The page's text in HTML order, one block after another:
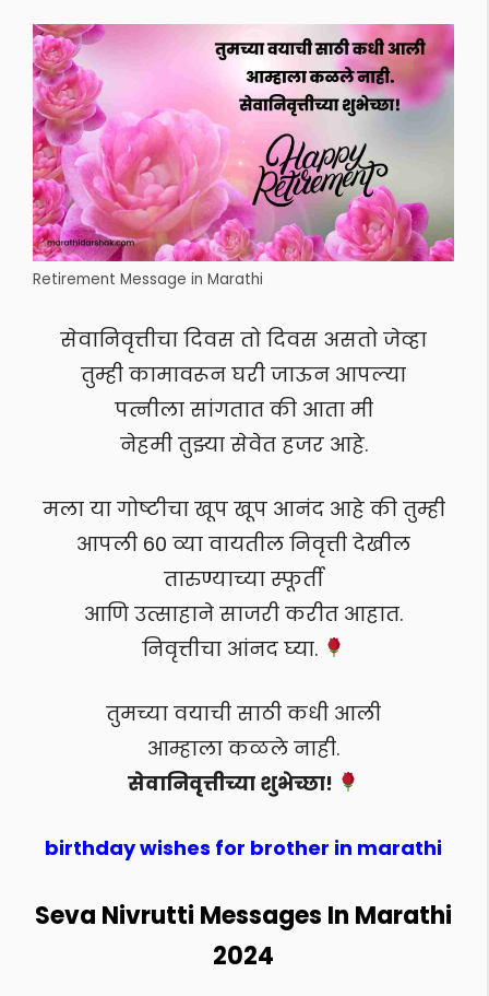
Retirement Message in Marathi
सेवानिवृत्तीचा दिवस तो दिवस असतो जेव्हा
तुम्ही कामावरून घरी जाऊन आपल्या
पत्नीला सांगतात की आता मी
नेहमी तुझ्या सेवेत हजर आहे.
मला या गोष्टीचा खूप खूप आनंद आहे की तुम्ही
आपली 60 व्या वायतील निवृत्ती देखील
तारुण्याच्या स्फूर्ती
आणि उत्साहाने साजरी करीत आहात.
निवृत्तीचा आंनद घ्या.
तुमच्या वयाची साठी कधी आली
आम्हाला कळले नाही.
सेवानिवृत्तीच्या शुभेच्छा!
birthday wishes for brother in marathi
Seva Nivrutti Messages In Marathi
2024